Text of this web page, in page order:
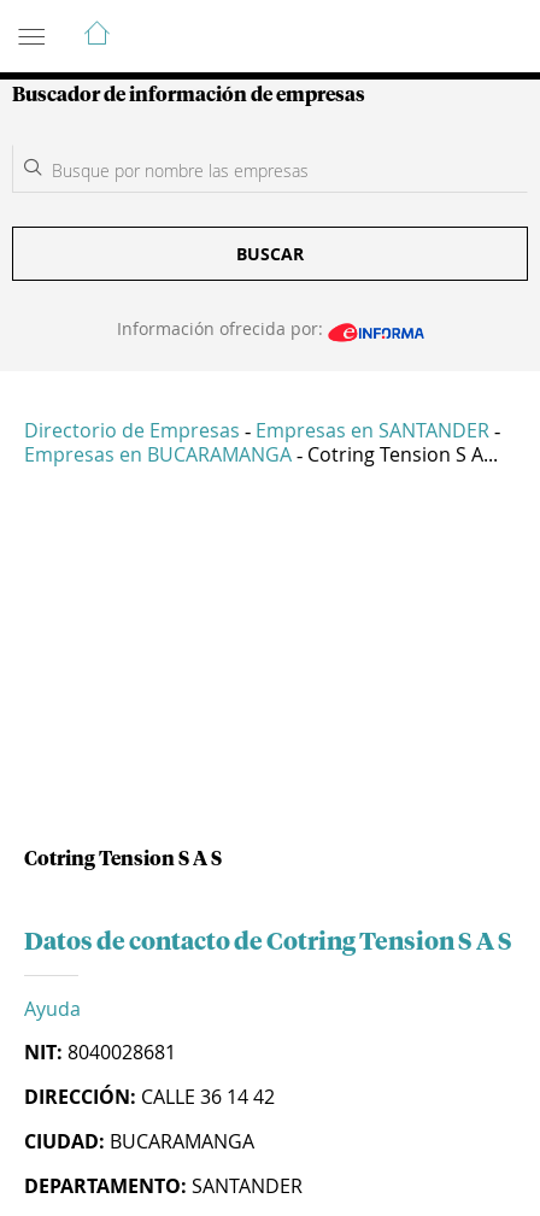
Guía de Empresas Colombianas
Buscador de información de empresas
BUSCAR
Información ofrecida por:
Directorio de Empresas - Empresas en SANTANDER -
Empresas en BUCARAMANGA - Cotring Tension S A...
Cotring Tension S A S
Datos de contacto de Cotring Tension S A S
Ayuda
NIT: 8040028681
DIRECCIÓN: CALLE 36 14 42
CIUDAD: BUCARAMANGA
DEPARTAMENTO: SANTANDER